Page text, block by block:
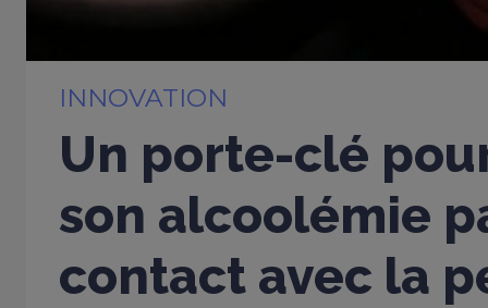
INNOVATION
Un porte-clé
son alcoolémie
contact avec la